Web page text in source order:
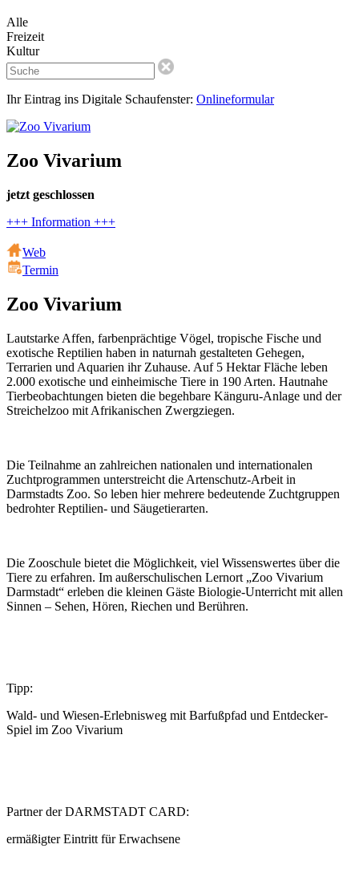
Alle
Freizeit
Kultur
Ihr Eintrag ins Digitale Schaufenster: Onlineformular
Zoo Vivarium
jetzt geschlossen
+++ Information +++
Web
Termin
Zoo Vivarium
Lautstarke Affen, farbenprächtige Vögel, tropische Fische und
exotische Reptilien haben in naturnah gestalteten Gehegen,
Terrarien und Aquarien ihr Zuhause. Auf 5 Hektar Fläche leben
2.000 exotische und einheimische Tiere in 190 Arten. Hautnahe
Tierbeobachtungen bieten die begehbare Känguru-Anlage und der
Streichelzoo mit Afrikanischen Zwergziegen.
Die Teilnahme an zahlreichen nationalen und internationalen
Zuchtprogrammen unterstreicht die Artenschutz-Arbeit in
Darmstadts Zoo. So leben hier mehrere bedeutende Zuchtgruppen
bedrohter Reptilien- und Säugetierarten.
Die Zooschule bietet die Möglichkeit, viel Wissenswertes über die
Tiere zu erfahren. Im außerschulischen Lernort „Zoo Vivarium
Darmstadt“ erleben die kleinen Gäste Biologie-Unterricht mit allen
Sinnen – Sehen, Hören, Riechen und Berühren.
Tipp:
Wald- und Wiesen-Erlebnisweg mit Barfußpfad und Entdecker-
Spiel im Zoo Vivarium
Partner der DARMSTADT CARD:
ermäßigter Eintritt für Erwachsene